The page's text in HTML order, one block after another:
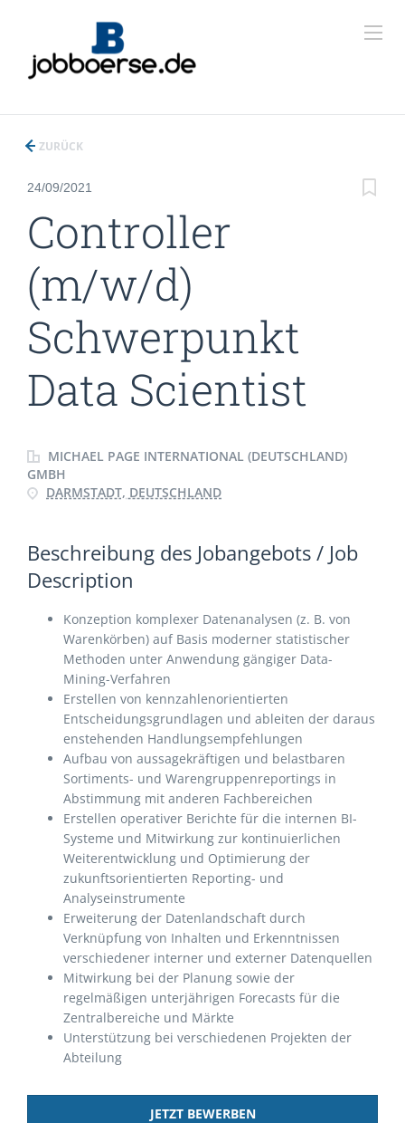
ZURÜCK
24/09/2021
Controller
(m/w/d)
Schwerpunkt
Data Scientist
MICHAEL PAGE INTERNATIONAL (DEUTSCHLAND)
GMBH
DARMSTADT, DEUTSCHLAND
Beschreibung des Jobangebots / Job
Description
Konzeption komplexer Datenanalysen (z. B. von
Warenkörben) auf Basis moderner statistischer
Methoden unter Anwendung gängiger Data-
Mining-Verfahren
Erstellen von kennzahlenorientierten
Entscheidungsgrundlagen und ableiten der daraus
enstehenden Handlungsempfehlungen
Aufbau von aussagekräftigen und belastbaren
Sortiments- und Warengruppenreportings in
Abstimmung mit anderen Fachbereichen
Erstellen operativer Berichte für die internen BI-
Systeme und Mitwirkung zur kontinuierlichen
Weiterentwicklung und Optimierung der
zukunftsorientierten Reporting- und
Analyseinstrumente
Erweiterung der Datenlandschaft durch
Verknüpfung von Inhalten und Erkenntnissen
verschiedener interner und externer Datenquellen
Mitwirkung bei der Planung sowie der
regelmäßigen unterjährigen Forecasts für die
Zentralbereiche und Märkte
Unterstützung bei verschiedenen Projekten der
Abteilung
JETZT BEWERBEN